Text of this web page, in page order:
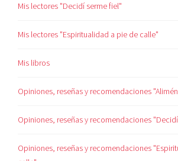
Mis lectores "Decidí serme fiel"
Mis lectores "Espiritualidad a pie de calle"
Mis libros
Opiniones, reseñas y recomendaciones
Opiniones, reseñas y recomendaciones
Opiniones, reseñas y recomendaciones